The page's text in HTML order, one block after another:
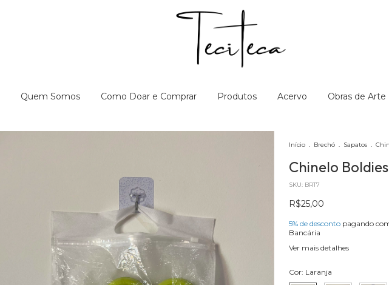
Quem Somos Como Doar e Comprar Produtos Acervo Obras de Arte
Início . Brechó . Sapatos .
Chinelo Boldies
SKU: BRT7
R$25,00
5% de descontopagando
Bancária
Ver mais detalhes
Cor: Laranja